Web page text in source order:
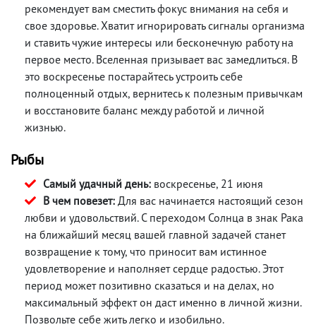
рекомендует вам сместить фокус внимания на себя и
свое здоровье. Хватит игнорировать сигналы организма
и ставить чужие интересы или бесконечную работу на
первое место. Вселенная призывает вас замедлиться. В
это воскресенье постарайтесь устроить себе
полноценный отдых, вернитесь к полезным привычкам
и восстановите баланс между работой и личной
жизнью.
Рыбы
Самый удачный день: воскресенье, 21 июня
В чем повезет: Для вас начинается настоящий сезон
любви и удовольствий. С переходом Солнца в знак Рака
на ближайший месяц вашей главной задачей станет
возвращение к тому, что приносит вам истинное
удовлетворение и наполняет сердце радостью. Этот
период может позитивно сказаться и на делах, но
максимальный эффект он даст именно в личной жизни.
Позвольте себе жить легко и изобильно.